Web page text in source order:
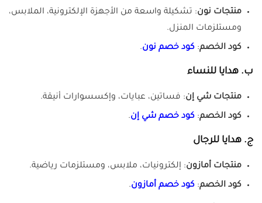
منتجات نون: تشكيلة واسعة من الأجهزة الإلكترونية، الملابس،
ومستلزمات المنزل.
كود الخصم: كود خصم نون.
ب. هدايا للنساء
منتجات شي إن: فساتين، عبايات، وإكسسوارات أنيقة.
كود الخصم: كود خصم شي إن.
ج. هدايا للرجال
منتجات أمازون: إلكترونيات، ملابس، ومستلزمات رياضية.
كود الخصم: كود خصم أمازون.